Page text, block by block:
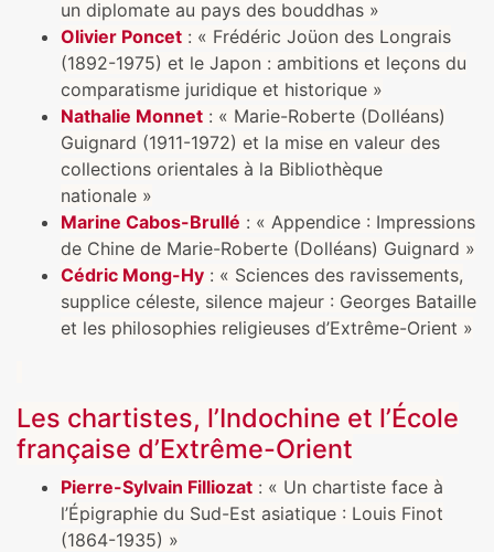
un diplomate au pays des bouddhas »
Olivier Poncet : « Frédéric Joüon des Longrais
(1892-1975) et le Japon : ambitions et leçons du
comparatisme juridique et historique »
Nathalie Monnet : « Marie-Roberte (Dolléans)
Guignard (1911-1972) et la mise en valeur des
collections orientales à la Bibliothèque
nationale »
Marine Cabos-Brullé : « Appendice : Impressions
de Chine de Marie-Roberte (Dolléans) Guignard »
Cédric Mong-Hy : « Sciences des ravissements,
supplice céleste, silence majeur : Georges Bataille
et les philosophies religieuses d’Extrême-Orient »
Les chartistes, l’Indochine et l’École
française d’Extrême-Orient
Pierre-Sylvain Filliozat : « Un chartiste face à
l’Épigraphie du Sud-Est asiatique : Louis Finot
(1864-1935) »